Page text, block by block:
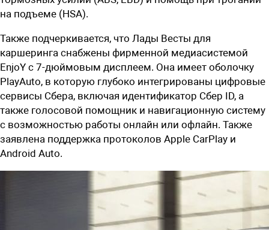
на подъеме (HSA).
Также подчеркивается, что Лады Весты для
каршеринга снабжены фирменной медиасистемой
EnjoY с 7-дюймовым дисплеем. Она имеет оболочку
PlayAuto, в которую глубоко интегрированы цифровые
сервисы Сбера, включая идентификатор Сбер ID, а
также голосовой помощник и навигационную систему
с возможностью работы онлайн или офлайн. Также
заявлена поддержка протоколов Apple CarPlay и
Android Auto.